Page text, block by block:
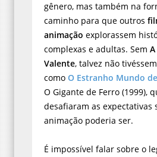
gênero, mas também na
caminho para que outros
animação explorassem
complexas e adultas. Sem
Valente, talvez não
como O Estranho Mundo
O Gigante de Ferro (1999),
desafiaram as expectativas
animação poderia ser.
É impossível falar sobre o